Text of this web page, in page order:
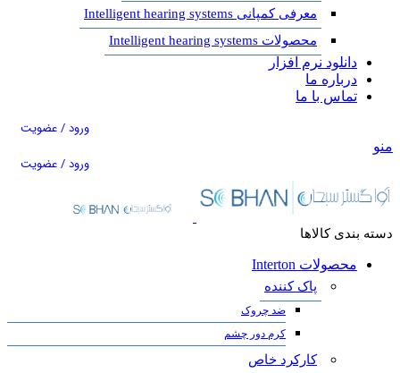
معرفی کمپانی Intelligent hearing systems
محصولات Intelligent hearing systems
دانلود نرم افزار
درباره ما
تماس با ما
ورود / عضویت
منو
ورود / عضویت
دسته بندی کالاها
محصولات Interton
پاک کننده
ضد چروک
کرم دور چشم
کارکرد خاص